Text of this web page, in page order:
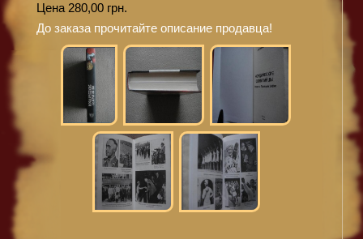
Цена 280,00 грн.
До заказа прочитайте описание продавца!